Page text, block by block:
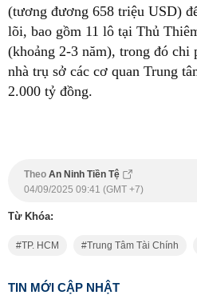
(tương đương 658 triệu USD)
lõi, bao gồm 11 lô tại Thủ
(khoảng 2-3 năm), trong đó chi
nhà trụ sở các cơ quan Trung
2.000 tỷ đồng.
Theo An Ninh Tiền Tệ
04/09/2025 09:41 (GMT +7)
Từ Khóa:
TP. HCM Trung Tâm Tài Chính
TIN MỚI CẬP NHẬT